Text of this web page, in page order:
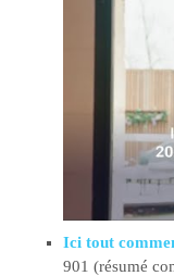
Ici tout
901 (résumé